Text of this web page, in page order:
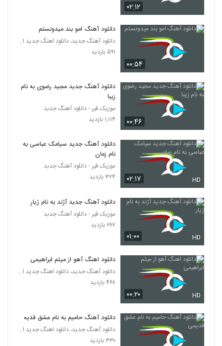
دانلود آهنگ جدید و زیبای داود حیدریان با نام
تو که باشی (به همراه تو که باشی)
۳۱۱ بازدید
Mohammad Roya Ke Chi Beshe
4309
سیاوش بکایی آهنگ قطار
آهنگ ای کاش از مجتبی اوز(پاپ)
4311
Mohammad Bakhtiyari Divoone Var
۳۳۵ بازدید
آهنگ مهدی محمدولی بنام حیف
4313
Arman Azmand Baziche
4314
دانلود آهنگ وای از علیرضا داوری
۳۰۷ بازدید
دانلود آهنگ مبین حواست نیست (Mobin
Havaset Nist)
۰۲:۱۲
۰۰:۵۴
دانلود آهنگ امو بند میدونستم
دانلود آهنگ جدید، دانلود اهنگ جدید ایرانی
۵۹۱ بازدید
۰۰:۴۶
دانلود آهنگ جدید مجید رضوی به نام
زیبا
موزیک قیر - دانلود آهنگ جدبد
۱,۱۱۴ بازدید
۰۲:۱۷ HD
دانلود آهنگ جدید سیامک عباسی به
نام زمان
موزیک قیر - دانلود آهنگ جدبد
۳۲۴ بازدید
۰۱:۰۰ HD
دانلود آهنگ جدید آژند به نام ژیار
موزیک قیر - دانلود آهنگ جدبد
۲۸۷ بازدید
۰۰:۲۰ HD
دانلود اهنگ آهو از میثم ابراهیمی
دانلود آهنگ جدید، دانلود اهنگ جدید ایرانی
۴۶۸ بازدید
دانلود آهنگ حامیم به نام عشق قدیمی
دانلود آهنگ جدید، دانلود اهنگ جدید ایرانی
۳۳۰ بازدید